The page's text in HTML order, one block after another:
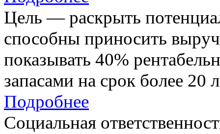
Цель — раскрыть
способны приносить
показывать 40%
запасами на срок более 20
Подробнее
Социальная